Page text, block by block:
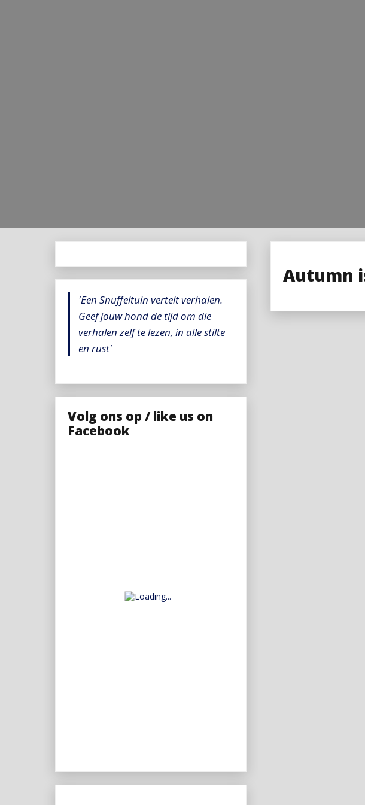
Autumn
'Een Snuffeltuin vertelt verhalen.
Geef jouw hond de tijd om die
verhalen zelf te lezen, in alle stilte
en rust'
Volg ons op / like us on
Facebook